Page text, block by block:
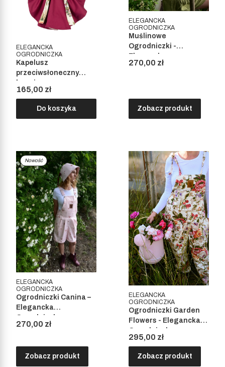
ELEGANCKA
OGRODNICZKA
Kapelusz
przeciwsłoneczny
karminowy -
Elegancka
Cena
165,00 zł
Do koszyka
ELEGANCKA
OGRODNICZKA
Muślinowe
Ogrodniczki -
Elegancka
Ogrodniczka
Cena
270,00 zł
Zobacz produkt
Nowość
ELEGANCKA
OGRODNICZKA
Ogrodniczki Canina –
Elegancka
Ogrodniczka
Cena
270,00 zł
Zobacz produkt
ELEGANCKA
OGRODNICZKA
Ogrodniczki Garden
Flowers - Elegancka
Ogrodniczka
Cena
295,00 zł
Zobacz produkt